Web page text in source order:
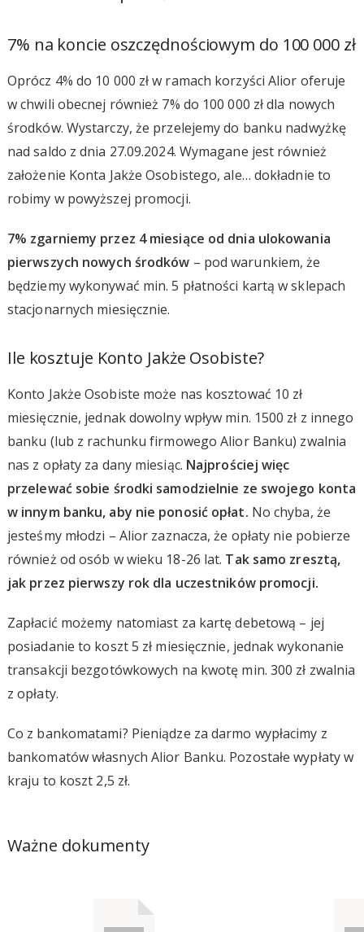
7% na koncie oszczędnościowym do 100 000 zł
Oprócz 4% do 10 000 zł w ramach korzyści Alior oferuje
w chwili obecnej również 7% do 100 000 zł dla nowych
środków. Wystarczy, że przelejemy do banku nadwyżkę
nad saldo z dnia 27.09.2024. Wymagane jest również
założenie Konta Jakże Osobistego, ale… dokładnie to
robimy w powyższej promocji.
7% zgarniemy przez 4 miesiące od dnia ulokowania
pierwszych nowych środków – pod warunkiem, że
będziemy wykonywać min. 5 płatności kartą w sklepach
stacjonarnych miesięcznie.
Ile kosztuje Konto Jakże Osobiste?
Konto Jakże Osobiste może nas kosztować 10 zł
miesięcznie, jednak dowolny wpływ min. 1500 zł z innego
banku (lub z rachunku firmowego Alior Banku) zwalnia
nas z opłaty za dany miesiąc. Najprościej więc
przelewać sobie środki samodzielnie ze swojego konta
w innym banku, aby nie ponosić opłat. No chyba, że
jesteśmy młodzi – Alior zaznacza, że opłaty nie pobierze
również od osób w wieku 18-26 lat. Tak samo zresztą,
jak przez pierwszy rok dla uczestników promocji.
Zapłacić możemy natomiast za kartę debetową – jej
posiadanie to koszt 5 zł miesięcznie, jednak wykonanie
transakcji bezgotówkowych na kwotę min. 300 zł zwalnia
z opłaty.
Co z bankomatami? Pieniądze za darmo wypłacimy z
bankomatów własnych Alior Banku. Pozostałe wypłaty w
kraju to koszt 2,5 zł.
Ważne dokumenty